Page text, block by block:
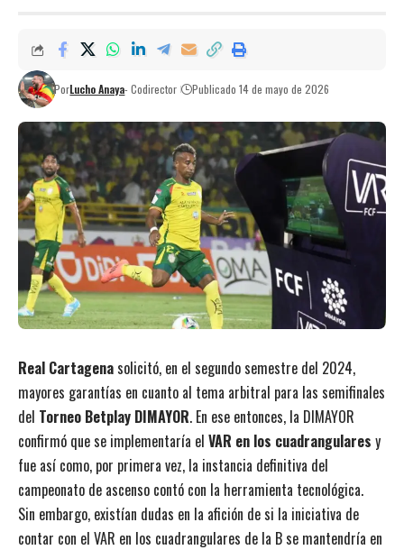
PorLucho Anaya- Codirector Publicado 14 de mayo de 2026
Real Cartagenasolicitó, en el segundo semestre del 2024,
mayores garantías en cuanto al tema arbitral para las semifinales
del Torneo Betplay DIMAYOR. En ese entonces, la DIMAYOR
confirmó que se implementaría el VAR en los cuadrangulares y
fue así como, por primera vez, la instancia definitiva del
campeonato de ascenso contó con la herramienta tecnológica.
Sin embargo, existían dudas en la afición de si la iniciativa de
contar con el VAR en los cuadrangulares de la B se mantendría en